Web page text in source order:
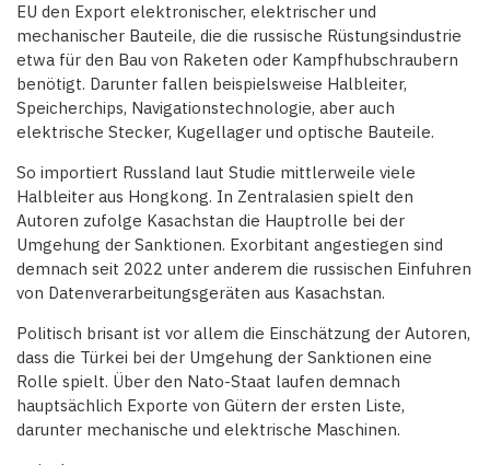
EU den Export elektronischer, elektrischer und
mechanischer Bauteile, die die russische Rüstungsindustrie
etwa für den Bau von Raketen oder Kampfhubschraubern
benötigt. Darunter fallen beispielsweise Halbleiter,
Speicherchips, Navigationstechnologie, aber auch
elektrische Stecker, Kugellager und optische Bauteile.
So importiert Russland laut Studie mittlerweile viele
Halbleiter aus Hongkong. In Zentralasien spielt den
Autoren zufolge Kasachstan die Hauptrolle bei der
Umgehung der Sanktionen. Exorbitant angestiegen sind
demnach seit 2022 unter anderem die russischen Einfuhren
von Datenverarbeitungsgeräten aus Kasachstan.
Politisch brisant ist vor allem die Einschätzung der Autoren,
dass die Türkei bei der Umgehung der Sanktionen eine
Rolle spielt. Über den Nato-Staat laufen demnach
hauptsächlich Exporte von Gütern der ersten Liste,
darunter mechanische und elektrische Maschinen.